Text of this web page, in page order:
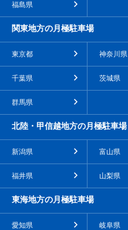
福島県
関東地方の月極駐車場
東京都 神奈川県
千葉県 茨城県
群馬県
北陸・甲信越地方の月極駐車場
新潟県 富山県
福井県 山梨県
東海地方の月極駐車場
愛知県 岐阜県